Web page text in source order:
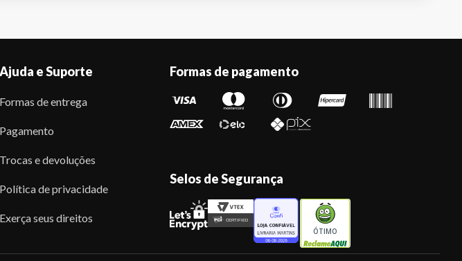
Ajuda e Suporte
Formas de entrega
Pagamento
Trocas e devoluções
Política de privacidade
Exerça seus direitos
Formas de pagamento
Selos de Segurança
ÓTIMO